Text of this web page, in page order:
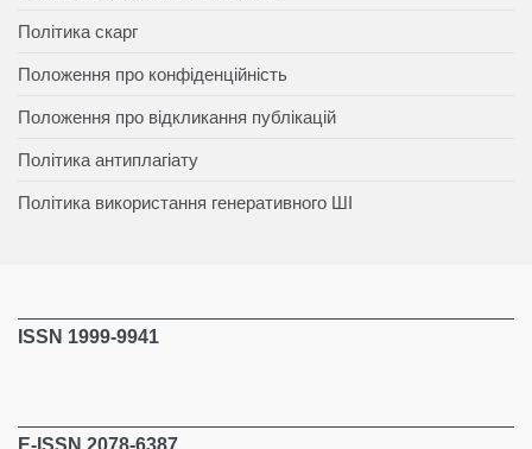
Політика скарг
Положення про конфіденційність
Положення про відкликання публікацій
Політика антиплагіату
Політика використання генеративного ШІ
ISSN 1999-9941
E-ISSN 2078-6387